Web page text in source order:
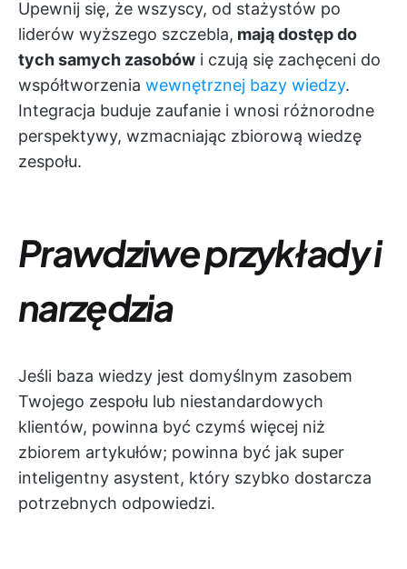
Upewnij się, że wszyscy, od stażystów po
liderów wyższego szczebla, mają dostęp do
tych samych zasobów i czują się zachęceni do
współtworzenia wewnętrznej bazy wiedzy.
Integracja buduje zaufanie i wnosi różnorodne
perspektywy, wzmacniając zbiorową wiedzę
zespołu.
Prawdziwe przykłady i
narzędzia
Jeśli baza wiedzy jest domyślnym zasobem
Twojego zespołu lub niestandardowych
klientów, powinna być czymś więcej niż
zbiorem artykułów; powinna być jak super
inteligentny asystent, który szybko dostarcza
potrzebnych odpowiedzi.